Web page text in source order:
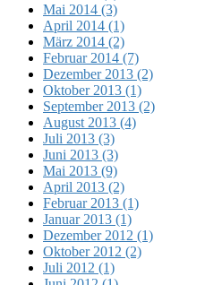
Mai 2014 (3)
April 2014 (1)
März 2014 (2)
Februar 2014 (7)
Dezember 2013 (2)
Oktober 2013 (1)
September 2013 (2)
August 2013 (4)
Juli 2013 (3)
Juni 2013 (3)
Mai 2013 (9)
April 2013 (2)
Februar 2013 (1)
Januar 2013 (1)
Dezember 2012 (1)
Oktober 2012 (2)
Juli 2012 (1)